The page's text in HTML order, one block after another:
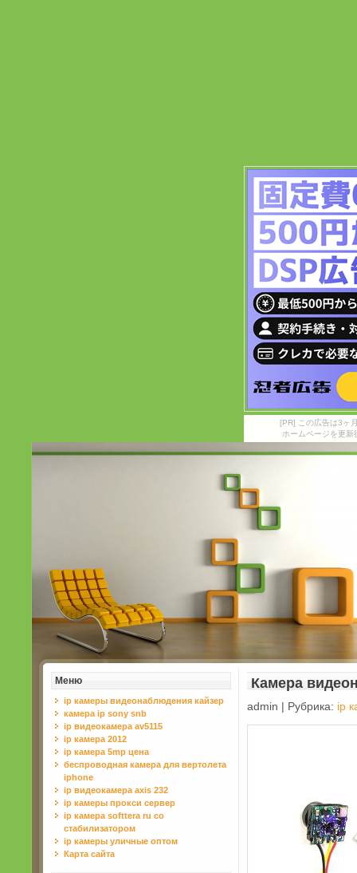
[PR] この広告は3ヶ
ホームページを更
Меню
ip камеры видеонаблюдения кайзер
камера ip sony snb
ip видеокамера av5115
ip камера 2012
ip камера 5mp цена
беспроводная камера для вертолета
iphone
ip видеокамера axis 232
ip камеры прокси сервер
ip камера softtera ru со
стабилизатором
ip камеры уличные оптом
Карта сайта
Камера
admin | Рубрика: ip